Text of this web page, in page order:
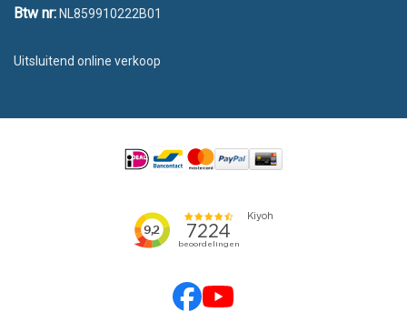
Btw nr: NL859910222B01
Uitsluitend online verkoop